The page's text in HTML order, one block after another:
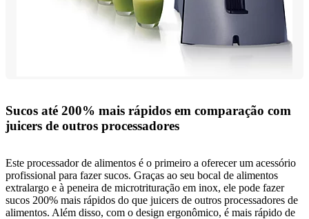
Sucos até 200% mais rápidos em comparação com
juicers de outros processadores
Este processador de alimentos é o primeiro a oferecer um acessório
profissional para fazer sucos. Graças ao seu bocal de alimentos
extralargo e à peneira de microtrituração em inox, ele pode fazer
sucos 200% mais rápidos do que juicers de outros processadores de
alimentos. Além disso, com o design ergonômico, é mais rápido de